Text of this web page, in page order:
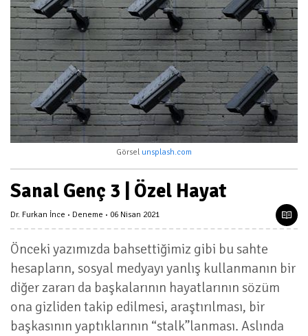
Görsel unsplash.com
Sanal Genç 3 | Özel Hayat
Dr. Furkan İnce Deneme 06 Nisan 2021
Önceki yazımızda bahsettiğimiz gibi bu sahte
hesapların, sosyal medyayı yanlış kullanmanın bir
diğer zararı da başkalarının hayatlarının sözüm
ona gizliden takip edilmesi, araştırılması, bir
başkasının yaptıklarının “stalk”lanması. Aslında